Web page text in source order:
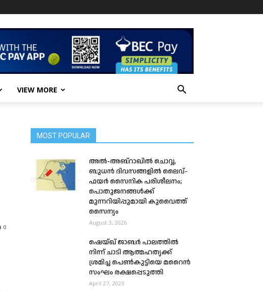
VIEW MORE
0
MOST POPULAR
അൽ-അബ്‌റാഖിൽ ചൊവ്വ,
ബുധൻ ദിവസങ്ങളിൽ ലൈവ്-
ഫയർ സൈനിക പരിശീലനം;
പൊതുജനങ്ങൾക്ക്
മുന്നറിയിപ്പുമായി കുവൈത്ത്
സൈന്യം
August 3, 2026
ഷെയ്ഖ് ജാബർ പാലത്തിൽ
നിന്ന് ചാടി ആത്മഹത്യക്ക്
ശ്രമിച്ച പെൺകുട്ടിയെ മറൈൻ
സംഘം രക്ഷപ്പെടുത്തി
April 27, 2023